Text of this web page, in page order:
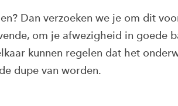
Dan verzoeken we je om dit
om je afwezigheid in goede
kunnen regelen dat het
dupe van worden.